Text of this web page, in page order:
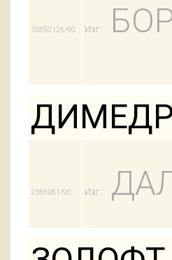
10850125/90 Изг:
2385981/90 Изг: